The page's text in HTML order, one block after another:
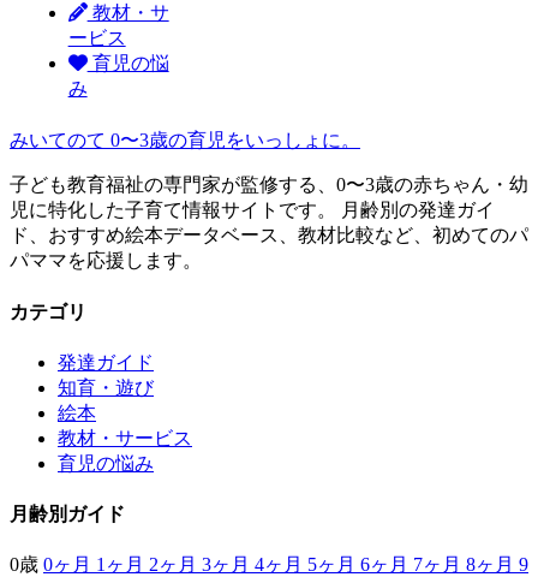
教材・サ
ービス
育児の悩
み
みいてのて 0〜3歳の育児をいっしょに。
子ども教育福祉の専門家が監修する、0〜3歳の赤ちゃん・幼
児に特化した子育て情報サイトです。 月齢別の発達ガイ
ド、おすすめ絵本データベース、教材比較など、初めてのパ
パママを応援します。
カテゴリ
発達ガイド
知育・遊び
絵本
教材・サービス
育児の悩み
月齢別ガイド
0歳 0ヶ月 1ヶ月 2ヶ月 3ヶ月 4ヶ月 5ヶ月 6ヶ月 7ヶ月 8ヶ月 9